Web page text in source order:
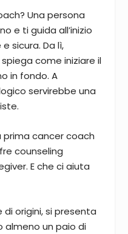
Una persona
e ti guida all’inizio
sicura. Da lì,
come iniziare il
in fondo. A
servirebbe una
prima cancer coach
counseling
E che ci aiuta
di origini, si presenta
almeno un paio di